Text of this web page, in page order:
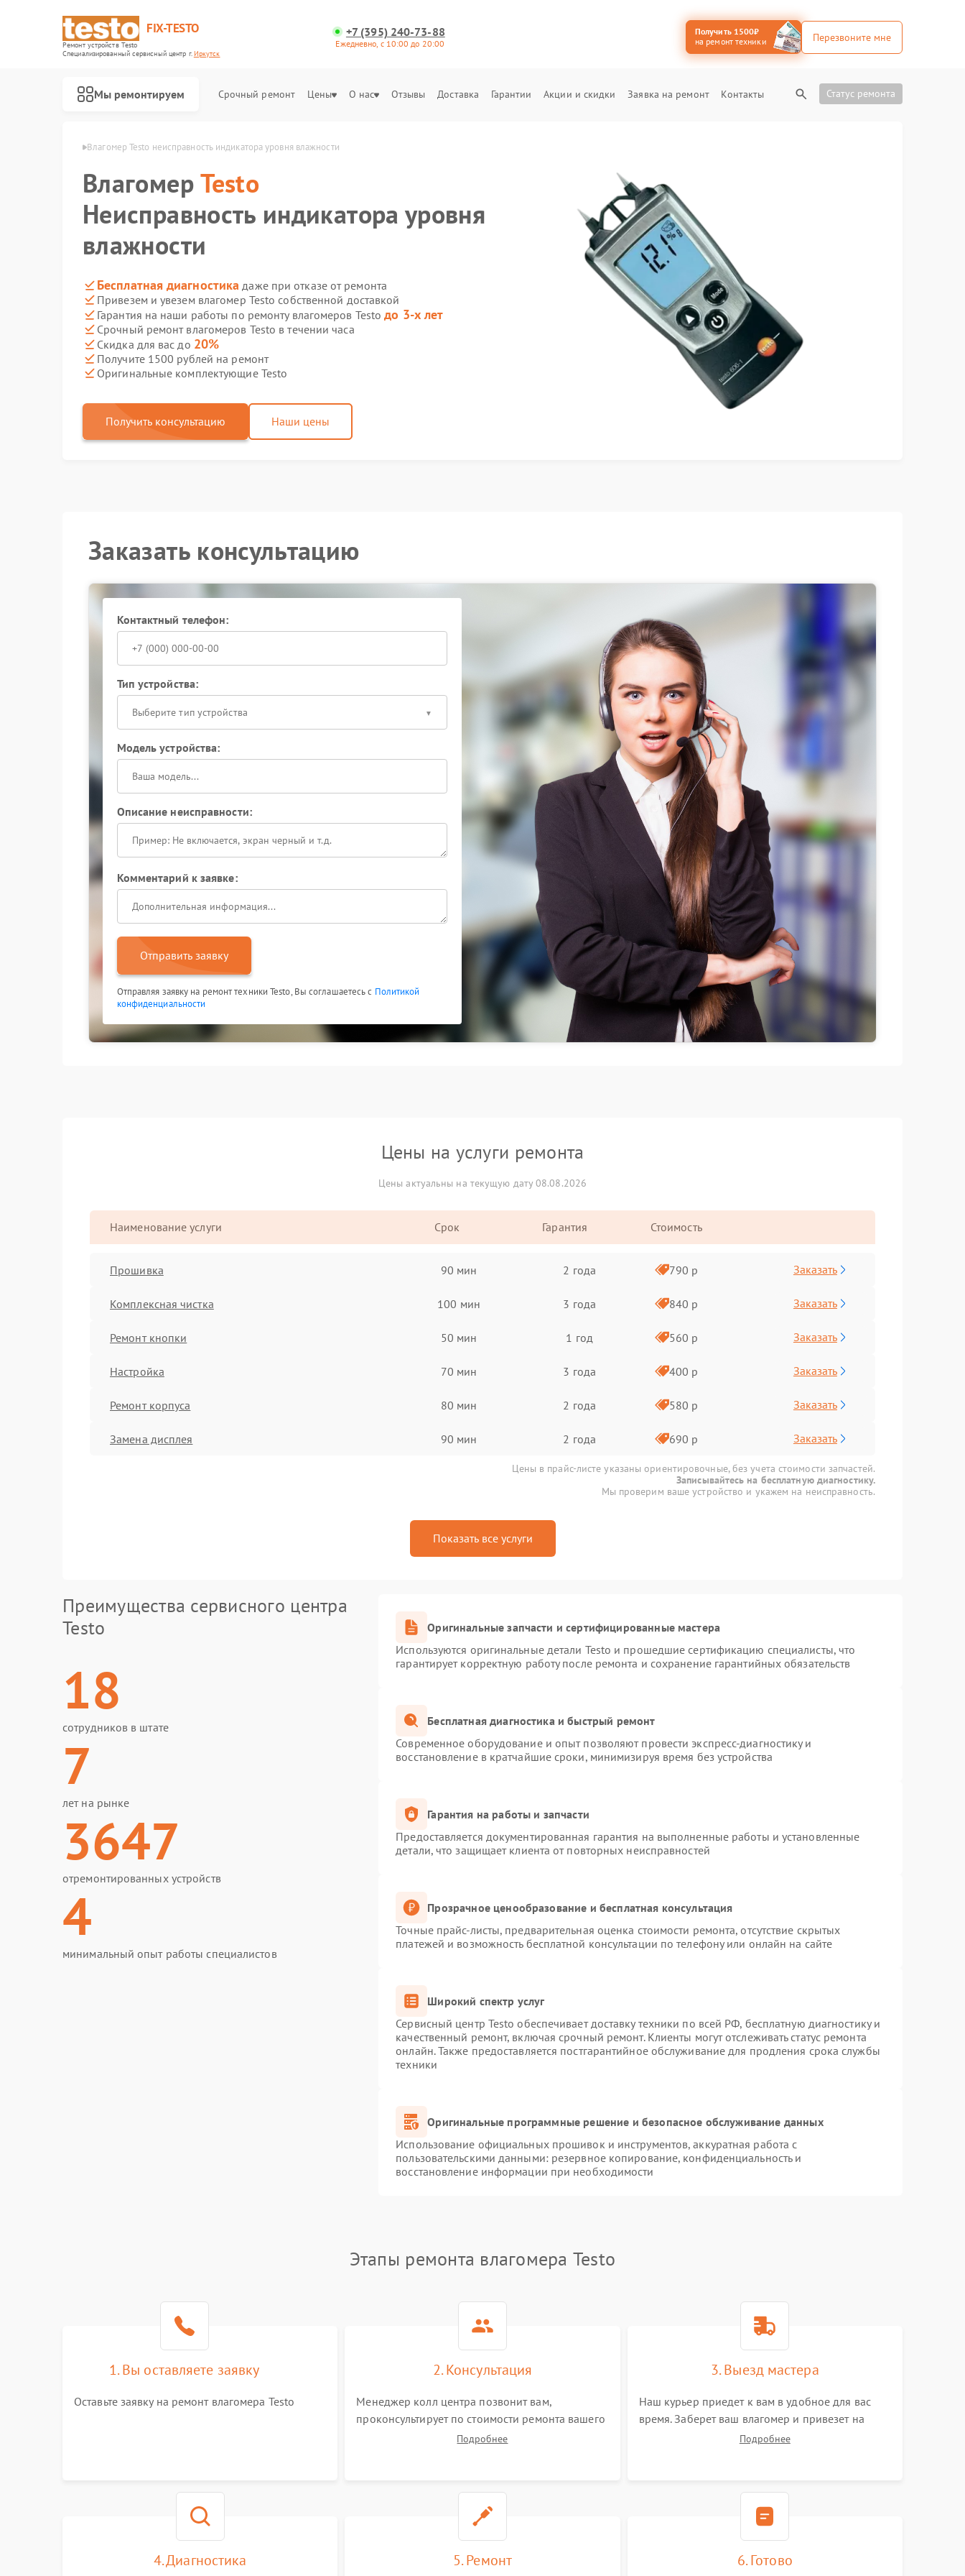
FIX-TESTO
Ремонт устройств Testo
Специализированный cервисный центр г.Иркутск
+7 (395) 240-73-88
Ежедневно, с 10:00 до 20:00
Получить 1500₽
на ремонт техники
Перезвоните мне
Мы ремонтируем Срочный ремонт Цены О нас Отзывы Доставка Гарантии Акции и скидки Заявка на ремонт Контакты Статус ремонта
Testo в Иркутске Влагомер Testo неисправность индикатора уровня влажности
ВлагомерTesto
Неисправность индикатора уровня
влажности
Бесплатная диагностика даже при отказе от ремонта
Привезем и увезем влагомер Testo собственной доставкой
Гарантия на наши работы по ремонту влагомеров Testoдо 3-х лет
Срочный ремонт влагомеров Testo в течении часа
Скидка для вас до 20%
Получите 1500 рублей на ремонт
Оригинальные комплектующие Testo
Получить консультацию Наши цены
Заказать консультацию
Контактный телефон:
Тип устройства:
Выберите тип устройства
Модель устройства:
Описание неисправности:
Комментарий к заявке:
Отправить заявку
Отправляя заявку на ремонт техники Testo, Вы соглашаетесь с Политикой
конфиденциальности
Цены на услуги ремонта
Цены актуальны на текущую дату 08.08.2026
Наименование услуги Срок Гарантия Стоимость
Прошивка 90 мин 2 года 790 р Заказать
Комплексная чистка 100 мин 3 года 840 р Заказать
Ремонт кнопки 50 мин 1 год 560 р Заказать
Настройка 70 мин 3 года 400 р Заказать
Ремонт корпуса 80 мин 2 года 580 р Заказать
Замена дисплея 90 мин 2 года 690 р Заказать
Цены в прайс-листе указаны ориентировочные, без учета стоимости запчастей.
Записывайтесь на бесплатную диагностику.
Мы проверим ваше устройство и укажем на неисправность.
Показать все услуги
Преимущества сервисного центра
Testo
18
сотрудников в штате
7
лет на рынке
3647
отремонтированных устройств
4
минимальный опыт работы специалистов
Оригинальные запчасти и сертифицированные мастера
Используются оригинальные детали Testo и прошедшие сертификацию специалисты, что
гарантирует корректную работу после ремонта и сохранение гарантийных обязательств
Бесплатная диагностика и быстрый ремонт
Современное оборудование и опыт позволяют провести экспресс-диагностику и
восстановление в кратчайшие сроки, минимизируя время без устройства
Гарантия на работы и запчасти
Предоставляется документированная гарантия на выполненные работы и установленные
детали, что защищает клиента от повторных неисправностей
Прозрачное ценообразование и бесплатная консультация
Точные прайс-листы, предварительная оценка стоимости ремонта, отсутствие скрытых
платежей и возможность бесплатной консультации по телефону или онлайн на сайте
Широкий спектр услуг
Сервисный центр Testo обеспечивает доставку техники по всей РФ, бесплатную диагностику и
качественный ремонт, включая срочный ремонт. Клиенты могут отслеживать статус ремонта
онлайн. Также предоставляется постгарантийное обслуживание для продления срока службы
техники
Оригинальные программные решение и безопасное обслуживание данных
Использование официальных прошивок и инструментов, аккуратная работа с
пользовательскими данными: резервное копирование, конфиденциальность и
восстановление информации при необходимости
Этапы ремонта влагомера Testo
1. Вы оставляете заявку
Оставьте заявку на ремонт влагомера Testo
2. Консультация
Менеджер колл центра позвонит вам,
проконсультирует по стоимости ремонта вашего
влагомера а также ответит на все ваши вопросы.
Подробнее
3. Выезд мастера
Наш курьер приедет к вам в удобное для вас
время. Заберет ваш влагомер и привезет на
склад для диагностики.Подробнее
4. Диагностика 5. Ремонт 6. Готово